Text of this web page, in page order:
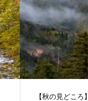
【秋の見どころ